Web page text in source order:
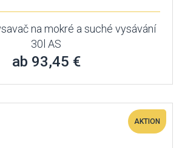
na mokré a suché vysávání
30l AS
ab 93,45 €
AKTION